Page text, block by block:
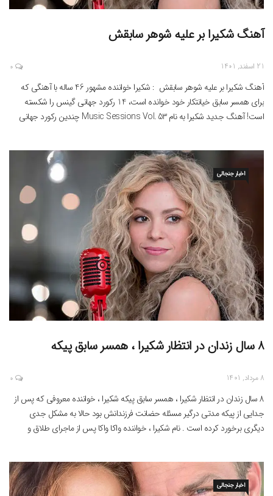
آهنگ شکیرا بر علیه شوهر سابقش
21 اسفند, 1401 0
آهنگ شکیرا بر علیه شوهر سابقش : شکیرا خواننده مشهور 46 ساله با آهنگی که
برای همسر سابق خیانتکار خود خوانده است، 14 رکورد جهانی گینس را شکسته
است! آهنگ جدید شکیرا به نام Music Sessions Vol. 53 چندین رکورد جهانی
اخبار جنجالی
8 سال زندان در انتظار شکیرا ، همسر سابق پیکه
8 مرداد, 1401 0
8 سال زندان در انتظار شکیرا ، همسر سابق پیکه شکیرا ، خواننده معروفی که پس از
جدایی از پیکه مدتی درگیر مسئله حضانت فرزندانش بود حالا به مشکل جدی
دیگری برخورد کرده است . نام شکیرا ، خواننده واکا واکا پس از ماجرای طلاق و
اخبار جنجالی